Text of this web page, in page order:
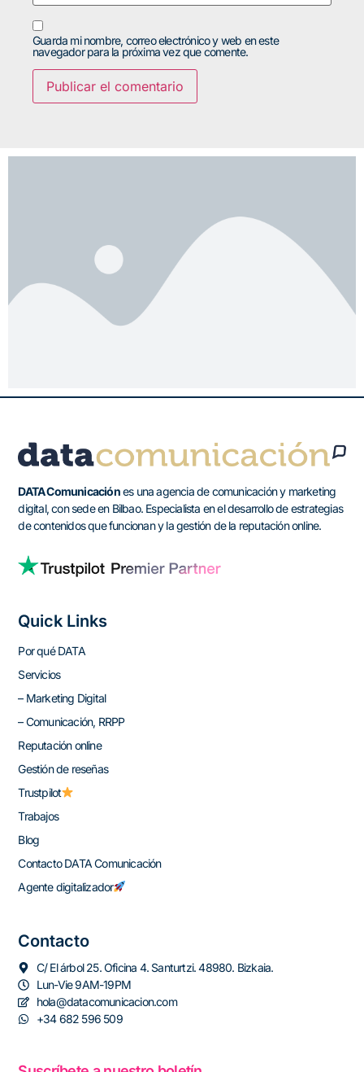
Guarda mi nombre, correo electrónico y web en este
navegador para la próxima vez que comente.
DATA Comunicaciónes una agencia de comunicación y marketing
digital, con sede en Bilbao. Especialista en el desarrollo de estrategias
de contenidos que funcionan y la gestión de la reputación online.
Quick Links
Por qué DATA
Servicios
– Marketing Digital
– Comunicación, RRPP
Reputación online
Gestión de reseñas
Trustpilot
Trabajos
Blog
Contacto DATA Comunicación
Agente digitalizador
Contacto
C/ El árbol 25. Oficina 4. Santurtzi. 48980. Bizkaia.
Lun-Vie 9AM-19PM
hola@datacomunicacion.com
+34 682 596 509